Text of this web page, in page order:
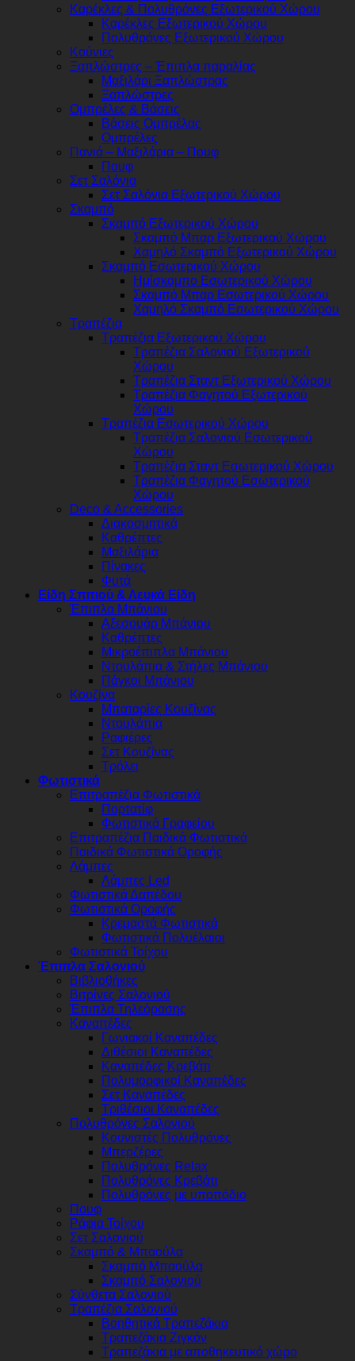
Καρέκλες & Πολυθρόνες Εξωτερικού Χώρου
Καρέκλες Εξωτερικού Χώρου
Πολυθρόνες Εξωτερικού Χώρου
Κούνιες
Ξαπλώστρες – Έπιπλα παραλίας
Μαξιλάρι Ξαπλώστρας
Ξαπλώστρες
Ομπρέλες & Βάσεις
Βάσεις Ομπρέλας
Ομπρέλες
Πανιά – Μαξιλάρια – Πουφ
Πουφ
Σετ Σαλόνια
Σετ Σαλόνια Εξωτερικού Χώρου
Σκαμπό
Σκαμπό Εξωτερικού Χώρου
Σκαμπό Μπαρ Εξωτερικού Χώρου
Χαμηλό Σκαμπό Εξωτερικού Χώρου
Σκαμπό Εσωτερικού Χώρου
Ημίσκαμπο Εσωτερικού Χώρου
Σκαμπό Μπαρ Εσωτερικού Χώρου
Χαμηλό Σκαμπό Εσωτερικού Χώρου
Τραπέζια
Τραπέζια Εξωτερικού Χώρου
Τραπέζια Σαλονιού Εξωτερικού
Χώρου
Τραπέζια Σταντ Εξωτερικού Χώρου
Τραπέζια Φαγητού Εξωτερικού
Χώρου
Τραπέζια Εσωτερικού Χώρου
Τραπέζια Σαλονιού Εσωτερικού
Χώρου
Τραπέζια Σταντ Εσωτερικού Χώρου
Τραπέζια Φαγητού Εσωτερικού
Χώρου
Deco & Accessories
Διακοσμητικά
Καθρέπτες
Μαξιλάρια
Πίνακες
Φυτά
Είδη Σπιτιού & Λευκά Είδη
Έπιπλα Μπάνιου
Αξεσουάρ Μπάνιου
Καθρέπτες
Μικροέπιπλα Μπάνιου
Ντουλάπια & Στήλες Μπάνιου
Πάγκοι Μπάνιου
Κουζίνα
Μπαταρίες Κουζίνας
Ντουλάπια
Ραφιέρες
Σετ Κουζίνας
Τρόλει
Φωτιστικά
Επιτραπέζια Φωτιστικά
Πορτατίφ
Φωτιστικά Γραφείου
Επιτραπέζια Παιδικά Φωτιστικά
Παιδικά Φωτιστικά Οροφής
Λάμπες
Λάμπες Led
Φωτιστικά Δαπέδου
Φωτιστικά Οροφής
Κρεμαστά Φωτιστικά
Φωτιστικά Πολυέλαιοι
Φωτιστικά Τοίχου
Έπιπλα Σαλονιού
Βιβλιοθήκες
Βιτρίνες Σαλονιού
Έπιπλα Τηλεόρασης
Καναπέδες
Γωνιακοί Καναπέδες
Διθέσιοι Καναπέδες
Καναπέδες Κρεβάτι
Πολυμορφικοί Καναπέδες
Σετ Καναπέδες
Τριθέσιοι Καναπέδες
Πολυθρόνες Σαλονιού
Κουνιστές Πολυθρόνες
Μπερζέρες
Πολυθρόνες Relax
Πολυθρόνες Κρεβάτι
Πολυθρόνες με υποπόδιο
Πουφ
Ράφια Τοίχου
Σετ Σαλονιού
Σκαμπό & Μπαούλα
Σκαμπό Μπαούλα
Σκαμπό Σαλονιού
Σύνθετα Σαλονιού
Τραπέζια Σαλονιού
Βοηθητικά Τραπεζάκια
Τραπεζάκια Ζιγκόν
Τραπεζάκια με αποθηκευτικό χώρο